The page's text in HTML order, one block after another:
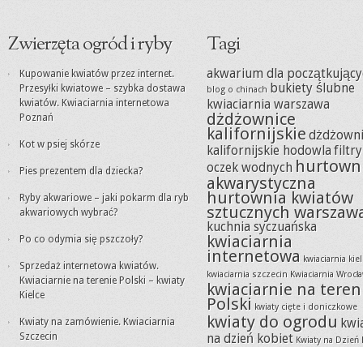
Zwierzęta ogród i ryby
Kupowanie kwiatów przez internet.
Przesyłki kwiatowe – szybka dostawa
kwiatów. Kwiaciarnia internetowa
Poznań
Kot w psiej skórze
Pies prezentem dla dziecka?
Ryby akwariowe – jaki pokarm dla ryb
akwariowych wybrać?
Po co odymia się pszczoły?
Sprzedaż internetowa kwiatów.
Kwiaciarnie na terenie Polski – kwiaty
Kielce
Kwiaty na zamówienie. Kwiaciarnia
Szczecin
Tagi
akwarium dla
blog o chinach bukiety ślubne
kwiaciarnia warszawa
dżdżownice
kalifornijskie
kalifornijskie hodowla filtry
oczek wodnych
akwarystyczna
hurtownia kwiatów
sztucznych
kuchnia syczuańska
kwiaciarnia
internetowa kwiaciarnia
kwiaciarnia szczecin Kwiaciarnia
kwiaciarnie na
Polski kwiaty cięte i doniczkowe
kwiaty do ogrodu
na dzień kobiet Kwiaty na Dzień